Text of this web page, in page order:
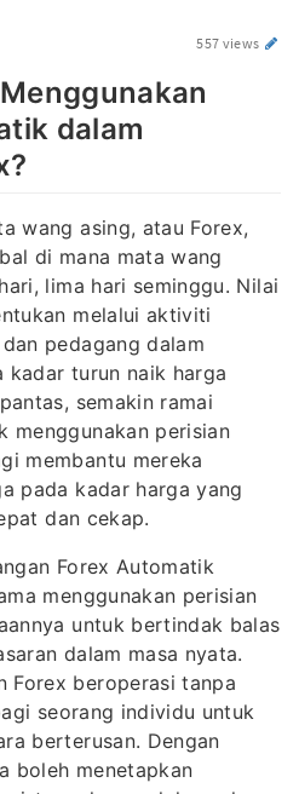
557 views
dalam
wang asing, atau Forex,
di mana mata wang
lima hari seminggu. Nilai
melalui aktiviti
pedagang dalam
kadar turun naik harga
semakin ramai
menggunakan perisian
membantu mereka
pada kadar harga yang
dan cekap.
Forex Automatik
menggunakan perisian
untuk bertindak balas
dalam masa nyata.
Forex beroperasi tanpa
seorang individu untuk
berterusan. Dengan
boleh menetapkan